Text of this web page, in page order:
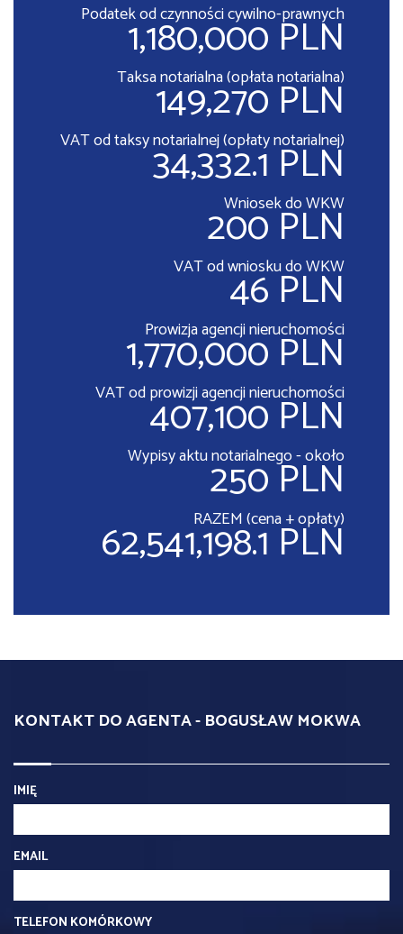
Podatek od czynności cywilno-prawnych
1,180,000 PLN
Taksa notarialna (opłata notarialna)
149,270 PLN
VAT od taksy notarialnej (opłaty notarialnej)
34,332.1 PLN
Wniosek do WKW
200 PLN
VAT od wniosku do WKW
46 PLN
Prowizja agencji nieruchomości
1,770,000 PLN
VAT od prowizji agencji nieruchomości
407,100 PLN
Wypisy aktu notarialnego - około
250 PLN
RAZEM (cena + opłaty)
62,541,198.1 PLN
KONTAKT DO AGENTA - BOGUSŁAW MOKWA
IMIĘ
EMAIL
TELEFON KOMÓRKOWY